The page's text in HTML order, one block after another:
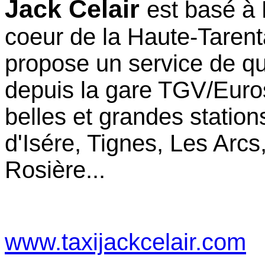
Jack Celair est basé à
coeur de la Haute-
propose un service de
depuis la gare TGV/
belles et grandes
d'Isére, Tignes, Les
Rosière...
www.taxijackcelair.com